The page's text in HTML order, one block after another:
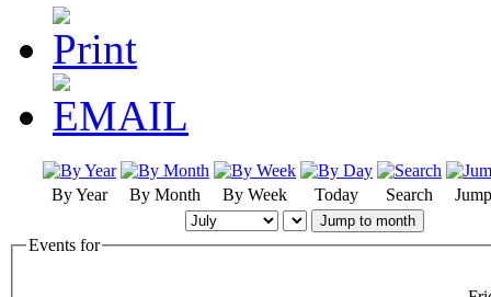
By Year By Month By Week Today Search
Jump to month
Events for